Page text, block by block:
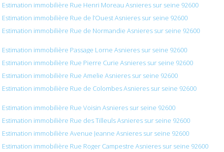
Estimation immobilière Rue Henri Moreau Asnieres sur seine 92600
Estimation immobilière Rue de l’Ouest Asnieres sur seine 92600
Estimation immobilière Rue de Normandie Asnieres sur seine 92600
Estimation immobilière Passage Lorne Asnieres sur seine 92600
Estimation immobilière Rue Pierre Curie Asnieres sur seine 92600
Estimation immobilière Rue Amelie Asnieres sur seine 92600
Estimation immobilière Rue de Colombes Asnieres sur seine 92600
Estimation immobilière Rue Voisin Asnieres sur seine 92600
Estimation immobilière Rue des Tilleuls Asnieres sur seine 92600
Estimation immobilière Avenue Jeanne Asnieres sur seine 92600
Estimation immobilière Rue Roger Campestre Asnieres sur seine 92600